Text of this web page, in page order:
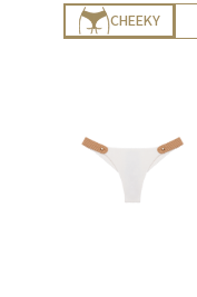
CHEEKY